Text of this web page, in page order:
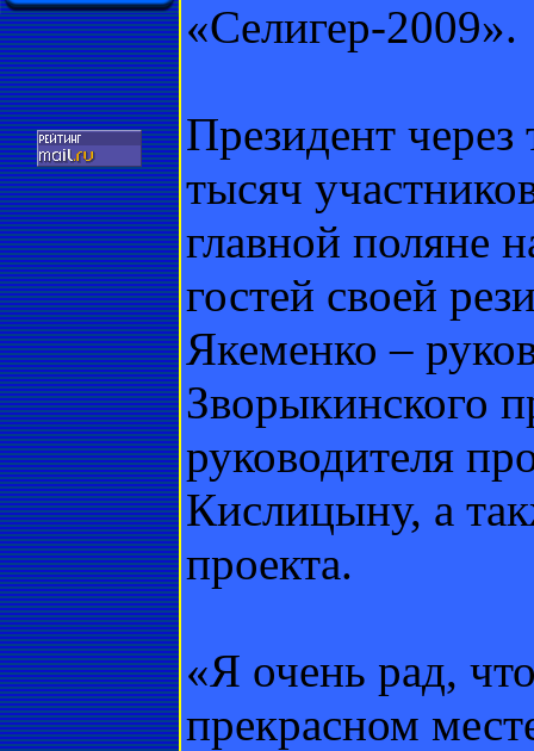
«Селигер-2009».
Президент через
тысяч
главной поляне
гостей своей
Якеменко –
Зворыкинского
руководителя
Кислицыну, а
проекта.
«Я очень рад,
прекрасном